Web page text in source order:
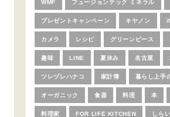
WMF フュージョンテック ミネラル
プレゼントキャンペーン キヤノン
カメラ レシピ グリーンピース
趣味 LINE 夏休み 名古屋
ツレヅレハナコ 家計簿 暮らし上手
オーガニック 食器 料理 本
料理家 FOR LIFE KITCHEN しら